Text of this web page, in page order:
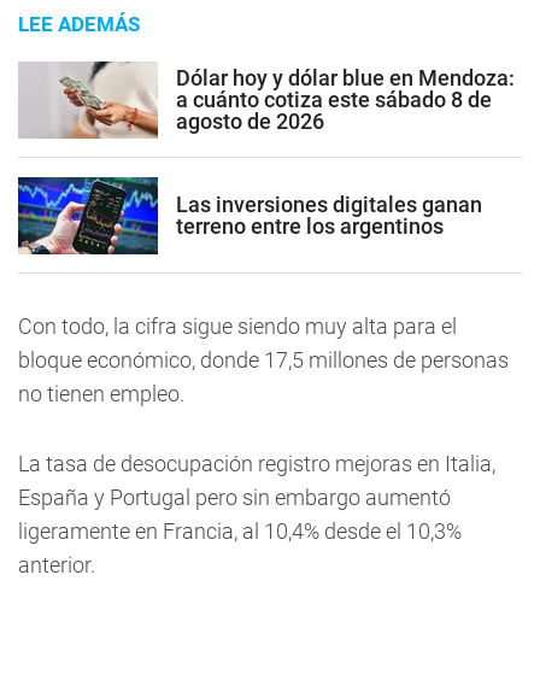
LEE ADEMÁS
Dólar hoy y dólar blue en Mendoza:
a cuánto cotiza este sábado 8 de
agosto de 2026
Las inversiones digitales ganan
terreno entre los argentinos
Con todo, la cifra sigue siendo muy alta para el
bloque económico, donde 17,5 millones de personas
no tienen empleo.
La tasa de desocupación registro mejoras en Italia,
España y Portugal pero sin embargo aumentó
ligeramente en Francia, al 10,4% desde el 10,3%
anterior.